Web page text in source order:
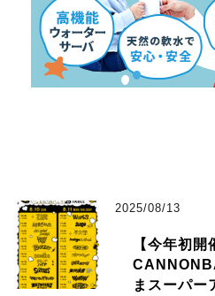
2025/08/13
【今年初開
まスーパー